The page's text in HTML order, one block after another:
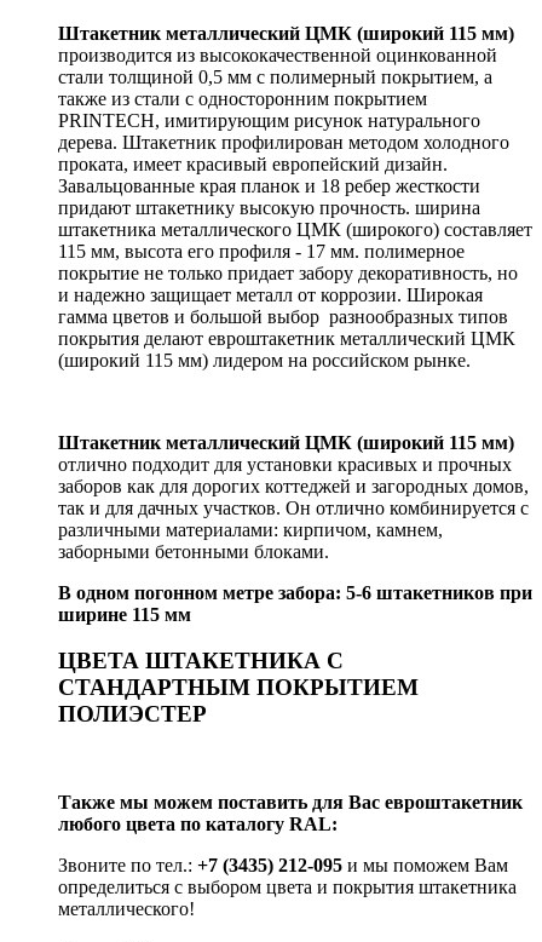
Штакетник металлический ЦМК (широкий 115 мм)
производится из высококачественной оцинкованной
стали толщиной 0,5 мм с полимерный покрытием, а
также из стали с односторонним покрытием
PRINTECH, имитирующим рисунок натурального
дерева. Штакетник профилирован методом холодного
проката, имеет красивый европейский дизайн.
Завальцованные края планок и 18 ребер жесткости
придают штакетнику высокую прочность. ширина
штакетника металлического ЦМК (широкого) составляет
115 мм, высота его профиля - 17 мм. полимерное
покрытие не только придает забору декоративность, но
и надежно защищает металл от коррозии. Широкая
гамма цветов и большой выбор разнообразных типов
покрытия делают евроштакетник металлический ЦМК
(широкий 115 мм) лидером на российском рынке.
Штакетник металлический ЦМК (широкий 115 мм)
отлично подходит для установки красивых и прочных
заборов как для дорогих коттеджей и загородных домов,
так и для дачных участков. Он отлично комбинируется с
различными материалами: кирпичом, камнем,
заборными бетонными блоками.
В одном погонном метре забора: 5-6 штакетников при
ширине 115 мм
ЦВЕТА ШТАКЕТНИКА С
СТАНДАРТНЫМ ПОКРЫТИЕМ
ПОЛИЭСТЕР
Также мы можем поставить для Вас евроштакетник
любого цвета по каталогу RAL:
Звоните по тел.: +7 (3435) 212-095 и мы поможем Вам
определиться с выбором цвета и покрытия штакетника
металлического!